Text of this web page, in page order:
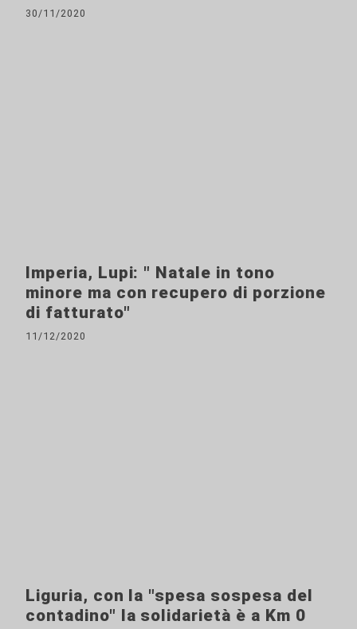
30/11/2020
Imperia, Lupi: " Natale in tono
minore ma con recupero di porzione
di fatturato"
11/12/2020
Liguria, con la "spesa sospesa del
contadino" la solidarietà è a Km 0